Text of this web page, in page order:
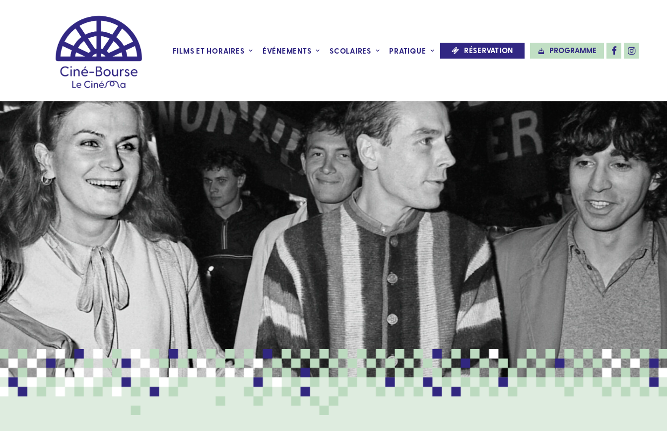
FILMS ET HORAIRES ÉVÉNEMENTS SCOLAIRES PRATIQUE RÉSERVATION PROGRAMME